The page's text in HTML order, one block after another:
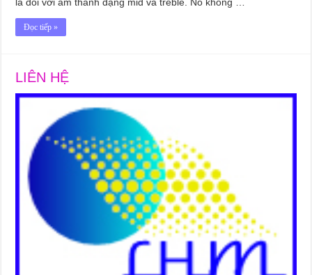
là đối với âm thanh dạng mid và treble. Nó không …
Đọc tiếp »
LIÊN HỆ